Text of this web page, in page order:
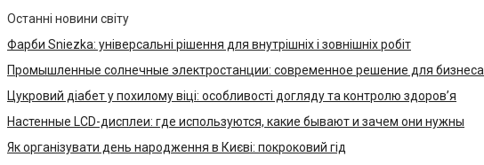
Останні новини світу
Фарби Sniezka: універсальні рішення для внутрішніх і зовнішніх робіт
Промышленные солнечные электростанции: современное решение для бизнеса
Цукровий діабет у похилому віці: особливості догляду та контролю здоров’я
Настенные LCD-дисплеи: где используются, какие бывают и зачем они нужны
Як організувати день народження в Києві: покроковий гід